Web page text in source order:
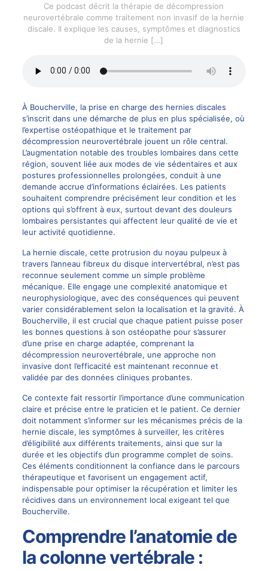
Ce podcast décrit la thérapie de décompression
neurovertébrale comme traitement non invasif de la hernie
discale. Il explique les causes, symptômes et diagnostics
de la hernie […]
À Boucherville, la prise en charge des hernies discales
s’inscrit dans une démarche de plus en plus spécialisée, où
l’expertise ostéopathique et le traitement par
décompression neurovertébrale jouent un rôle central.
L’augmentation notable des troubles lombaires dans cette
région, souvent liée aux modes de vie sédentaires et aux
postures professionnelles prolongées, conduit à une
demande accrue d’informations éclairées. Les patients
souhaitent comprendre précisément leur condition et les
options qui s’offrent à eux, surtout devant des douleurs
lombaires persistantes qui affectent leur qualité de vie et
leur activité quotidienne.
La hernie discale, cette protrusion du noyau pulpeux à
travers l’anneau fibreux du disque intervertébral, n’est pas
reconnue seulement comme un simple problème
mécanique. Elle engage une complexité anatomique et
neurophysiologique, avec des conséquences qui peuvent
varier considérablement selon la localisation et la gravité. À
Boucherville, il est crucial que chaque patient puisse poser
les bonnes questions à son ostéopathe pour s’assurer
d’une prise en charge adaptée, comprenant la
décompression neurovertébrale, une approche non
invasive dont l’efficacité est maintenant reconnue et
validée par des données cliniques probantes.
Ce contexte fait ressortir l’importance d’une communication
claire et précise entre le praticien et le patient. Ce dernier
doit notamment s’informer sur les mécanismes précis de la
hernie discale, les symptômes à surveiller, les critères
d’éligibilité aux différents traitements, ainsi que sur la
durée et les objectifs d’un programme complet de soins.
Ces éléments conditionnent la confiance dans le parcours
thérapeutique et favorisent un engagement actif,
indispensable pour optimiser la récupération et limiter les
récidives dans un environnement local exigeant tel que
Boucherville.
Comprendre l’anatomie de
la colonne vertébrale :